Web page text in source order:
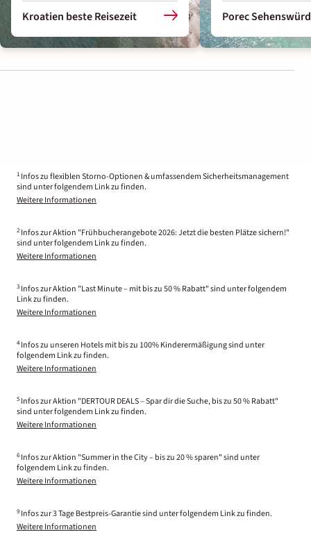
Kroatien beste Reisezeit Porec
1 Infos zu flexiblen Storno-Optionen & umfassendem Sicherheitsmanagement
sind unter folgendem Link zu finden.
Weitere Informationen
2 Infos zur Aktion "Frühbucherangebote 2026: Jetzt die besten Plätze sichern!"
sind unter folgendem Link zu finden.
Weitere Informationen
3 Infos zur Aktion "Last Minute – mit bis zu 50 % Rabatt" sind unter folgendem
Link zu finden.
Weitere Informationen
4 Infos zu unseren Hotels mit bis zu 100% Kinderermäßigung sind unter
folgendem Link zu finden.
Weitere Informationen
5 Infos zur Aktion "DERTOUR DEALS – Spar dir die Suche, bis zu 50 % Rabatt"
sind unter folgendem Link zu finden.
Weitere Informationen
6 Infos zur Aktion "Summer in the City – bis zu 20 % sparen" sind unter
folgendem Link zu finden.
Weitere Informationen
9 Infos zur 3 Tage Bestpreis-Garantie sind unter folgendem Link zu finden.
Weitere Informationen